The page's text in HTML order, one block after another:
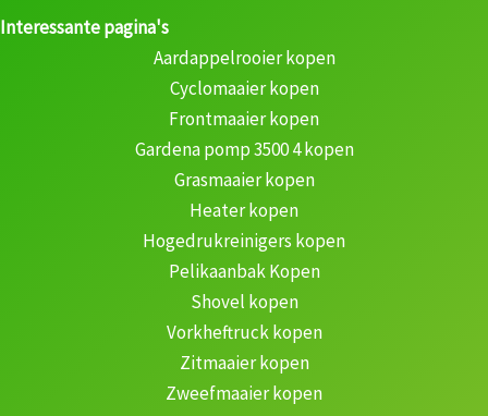
Interessante pagina's
Aardappelrooier kopen
Cyclomaaier kopen
Frontmaaier kopen
Gardena pomp 3500 4 kopen
Grasmaaier kopen
Heater kopen
Hogedrukreinigers kopen
Pelikaanbak Kopen
Shovel kopen
Vorkheftruck kopen
Zitmaaier kopen
Zweefmaaier kopen